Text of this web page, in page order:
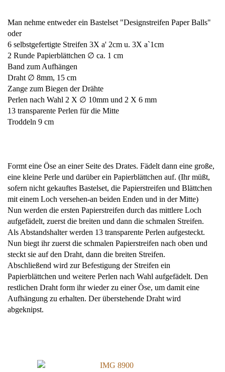
Man nehme entweder ein Bastelset "Designstreifen Paper Balls"
oder
6 selbstgefertigte Streifen 3X a' 2cm u. 3X a`1cm
2 Runde Papierblättchen ∅ ca. 1 cm
Band zum Aufhängen
Draht ∅ 8mm, 15 cm
Zange zum Biegen der Drähte
Perlen nach Wahl 2 X ∅ 10mm und 2 X 6 mm
13 transparente Perlen für die Mitte
Troddeln 9 cm
Formt eine Öse an einer Seite des Drates. Fädelt dann eine große,
eine kleine Perle und darüber ein Papierblättchen auf. (Ihr müßt,
sofern nicht gekauftes Bastelset, die Papierstreifen und Blättchen
mit einem Loch versehen-an beiden Enden und in der Mitte)
Nun werden die ersten Papierstreifen durch das mittlere Loch
aufgefädelt, zuerst die breiten und dann die schmalen Streifen.
Als Abstandshalter werden 13 transparente Perlen aufgesteckt.
Nun biegt ihr zuerst die schmalen Papierstreifen nach oben und
steckt sie auf den Draht, dann die breiten Streifen.
Abschließend wird zur Befestigung der Streifen ein
Papierblättchen und weitere Perlen nach Wahl aufgefädelt. Den
restlichen Draht form ihr wieder zu einer Öse, um damit eine
Aufhängung zu erhalten. Der überstehende Draht wird
abgeknipst.